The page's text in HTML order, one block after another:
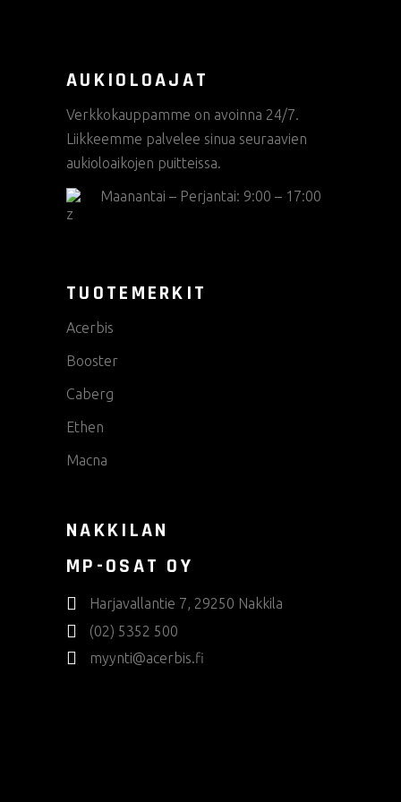
AUKIOLOAJAT
Verkkokauppamme on avoinna 24/7.
Liikkeemme palvelee sinua seuraavien
aukioloaikojen puitteissa.
Maanantai – Perjantai: 9:00 – 17:00
TUOTEMERKIT
Acerbis
Booster
Caberg
Ethen
Macna
NAKKILAN
MP-OSAT OY
Harjavallantie 7, 29250 Nakkila
(02) 5352 500
myynti@acerbis.fi